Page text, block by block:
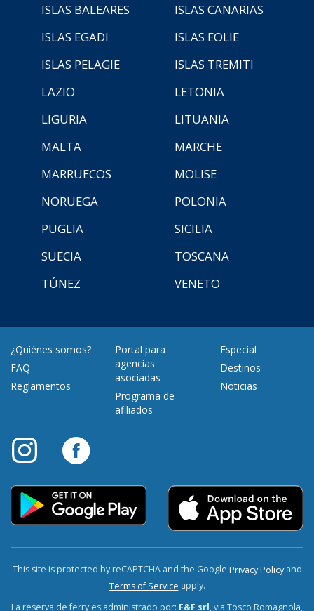
ISLAS BALEARES
ISLAS CANARIAS
ISLAS EGADI
ISLAS EOLIE
ISLAS PELAGIE
ISLAS TREMITI
LAZIO
LETONIA
LIGURIA
LITUANIA
MALTA
MARCHE
MARRUECOS
MOLISE
NORUEGA
POLONIA
PUGLIA
SICILIA
SUECIA
TOSCANA
TÚNEZ
VENETO
¿Quiénes somos?
FAQ
Reglamentos
Portal para
agencias
asociadas
Programa de
afiliados
Especial
Destinos
Noticias
This site is protected by reCAPTCHA and the Google Privacy Policyand
Terms of Service apply.
La reserva de ferry es administrado por: F&F srl, via Tosco Romagnola,